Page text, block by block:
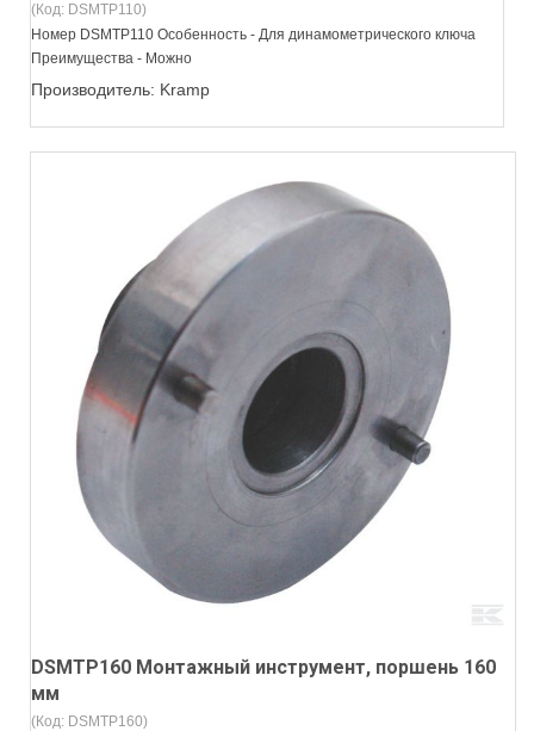
(Код: DSMTP110)
Номер DSMTP110 Особенность - Для динамометрического ключа
Преимущества - Можно
Производитель: Kramp
DSMTP160 Монтажный инструмент, поршень 160
мм
(Код: DSMTP160)